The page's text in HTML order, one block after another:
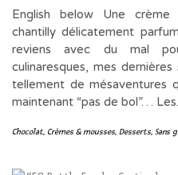
English below Une
chantilly délicatement
reviens avec du mal
culinaresques, mes
tellement de mésaventures
maintenant “pas de bol”…
Chocolat, Crèmes & mousses, Desserts, Sans